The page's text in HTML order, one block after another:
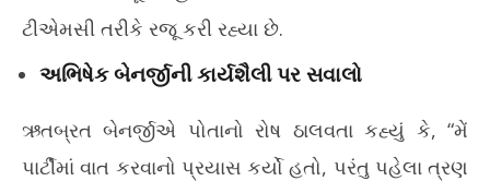
ટીએમસી તરીકે રજૂ કરી રહ્યા છે.
અભિષેક બેનર્જીની કાર્યશૈલી પર સવાલો
ઋતબ્રત બેનર્જીએ પોતાનો રોષ ઠાલવતા કહ્યું કે, “મેં
પાર્ટીમાં વાત કરવાનો પ્રયાસ કર્યો હતો, પરંતુ પહેલા ત્રણ